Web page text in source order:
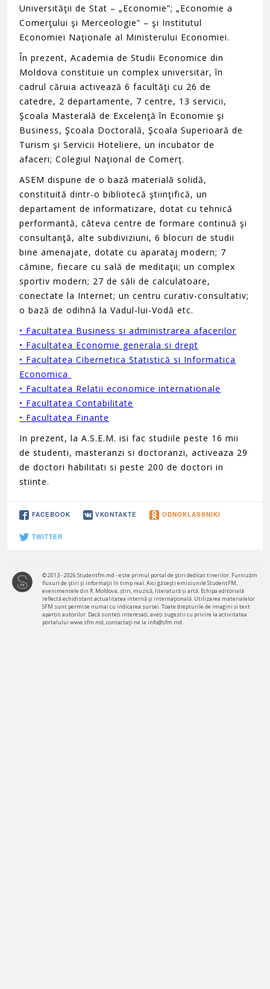
Universităţii de Stat – „Economie”; „Economie a
Comerţului şi Merceologie” – şi Institutul
Economiei Naţionale al Ministerului Economiei.
În prezent, Academia de Studii Economice din
Moldova constituie un complex universitar, în
cadrul căruia activează 6 facultăţi cu 26 de
catedre, 2 departamente, 7 centre, 13 servicii,
Şcoala Masterală de Excelenţă în Economie şi
Business, Şcoala Doctorală, Şcoala Superioară de
Turism şi Servicii Hoteliere, un incubator de
afaceri; Colegiul Naţional de Comerţ.
ASEM dispune de o bază materială solidă,
constituită dintr-o bibliotecă ştiinţifică, un
departament de informatizare, dotat cu tehnică
performantă, câteva centre de formare continuă şi
consultanţă, alte subdiviziuni, 6 blocuri de studii
bine amenajate, dotate cu aparataj modern; 7
cămine, fiecare cu sală de meditaţii; un complex
sportiv modern; 27 de săli de calculatoare,
conectate la Internet; un centru curativ-consultativ;
o bază de odihnă la Vadul-lui-Vodă etc.
• Facultatea Business si administrarea afacerilor
• Facultatea Economie generala si drept
• FacultateaCibernetica Statistică si Informatica
Economica
• Facultatea Relatii economice internationale
• FacultateaContabilitate
• Facultatea Finante
In prezent, la A.S.E.M. isi fac studiile peste 16 mii
de studenti, masteranzi si doctoranzi, activeaza 29
de doctori habilitati si peste 200 de doctori in
stiinte.
FACEBOOK VKONTAKTE ODNOKLASSNIKI
TWITTER
© 2013 - 2026 Studentfm.md - este primul portal de ştiri dedicat tinerilor. Furnizăm
fluxuri de ştiri şi informaţii în timp real. Aici găseşti emisiunile StudentFM,
evenimentele din R. Moldova, știri, muzică, literatură și artă. Echipa editorială
reflectă echidistant actualitatea internă şi internaţională. Utilizarea materialelor
SFM sunt permise numai cu indicarea sursei. Toate drepturile de imagini și text
aparțin autorilor. Dacă sunteți interesați, aveți sugestii cu privire la activitatea
portalului www.sfm.md, contactaţi-ne la info@sfm.md.